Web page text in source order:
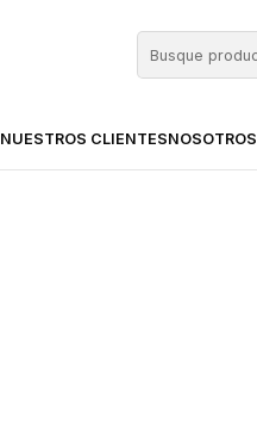
NUESTROS CLIENTESNOSOTROS